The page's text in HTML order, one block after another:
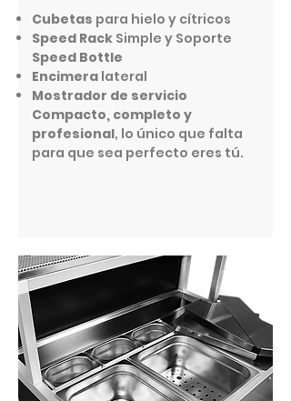
Cubetas para hielo y cítricos
Speed Rack Simple y Soporte
Speed Bottle
Encimera lateral
Mostrador de servicio
Compacto, completo y
profesional, lo único que falta
para que sea perfecto eres tú.